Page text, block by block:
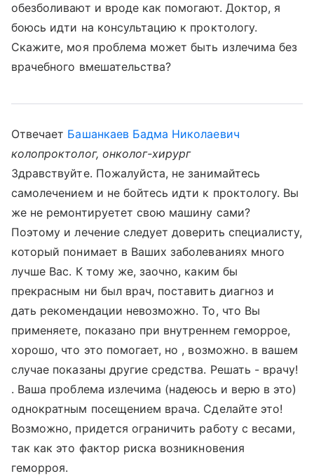
обезболивают и вроде как помогают. Доктор, я
боюсь идти на консультацию к проктологу.
Скажите, моя проблема может быть излечима без
врачебного вмешательства?
Отвечает Башанкаев Бадма Николаевич
колопроктолог, онколог-хирург
Здравствуйте. Пожалуйста, не занимайтесь
самолечением и не бойтесь идти к проктологу. Вы
же не ремонтируетет свою машину сами?
Поэтому и лечение следует доверить специалисту,
который понимает в Ваших заболеваниях много
лучше Вас. К тому же, заочно, каким бы
прекрасным ни был врач, поставить диагноз и
дать рекомендации невозможно. То, что Вы
применяете, показано при внутреннем геморрое,
хорошо, что это помогает, но , возможно. в вашем
случае показаны другие средства. Решать - врачу!
. Ваша проблема излечима (надеюсь и верю в это)
однократным посещением врача. Сделайте это!
Возможно, придется ограничить работу с весами,
так как это фактор риска возникновения
геморроя.